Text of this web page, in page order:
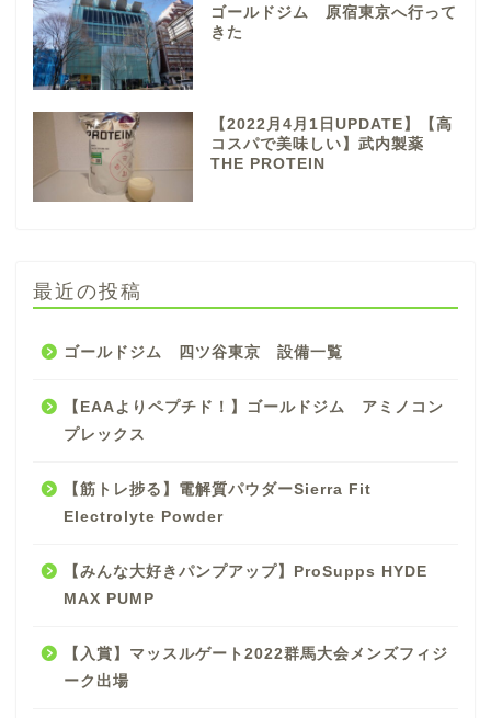
ゴールドジム 原宿東京へ行って
きた
【2022月4月1日UPDATE】【高
コスパで美味しい】武内製薬
THE PROTEIN
最近の投稿
ゴールドジム 四ツ谷東京 設備一覧
【EAAよりペプチド！】ゴールドジム アミノコン
プレックス
【筋トレ捗る】電解質パウダーSierra Fit
Electrolyte Powder
【みんな大好きパンプアップ】ProSupps HYDE
MAX PUMP
【入賞】マッスルゲート2022群馬大会メンズフィジ
ーク出場